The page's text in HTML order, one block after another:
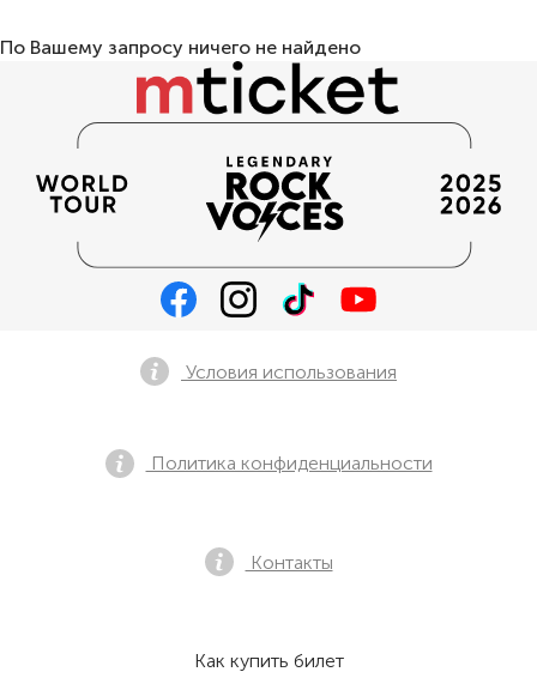
По Вашему запросу ничего не найдено
Условия использования
Политика конфиденциальности
Контакты
Как купить билет